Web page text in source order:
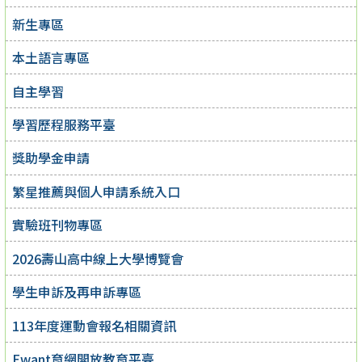
新生專區
本土語言專區
自主學習
學習歷程服務平臺
獎助學金申請
繁星推薦與個人申請系統入口
實驗班刊物專區
2026壽山高中線上大學博覽會
學生申訴及再申訴專區
113年度運動會報名相關資訊